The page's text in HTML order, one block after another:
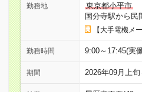
勤務地
東京都小平市
国分寺駅から民
【大手電機メ
勤務時間 9:00～17:45(実
期間 2026年09月上